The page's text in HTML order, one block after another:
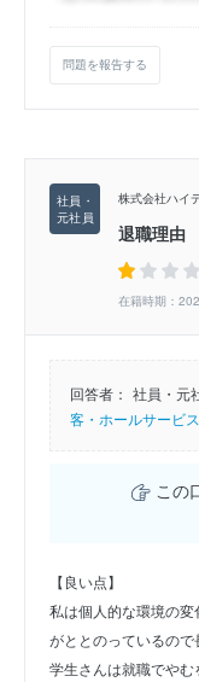
問題を報告する
株式会社ハイ
退職理由
在籍時期：
回答者： 社員・元
客・ホールサービス
この
【良い点】
私は個人的な環境の
がととのっているので
学生さんは就職でやむ